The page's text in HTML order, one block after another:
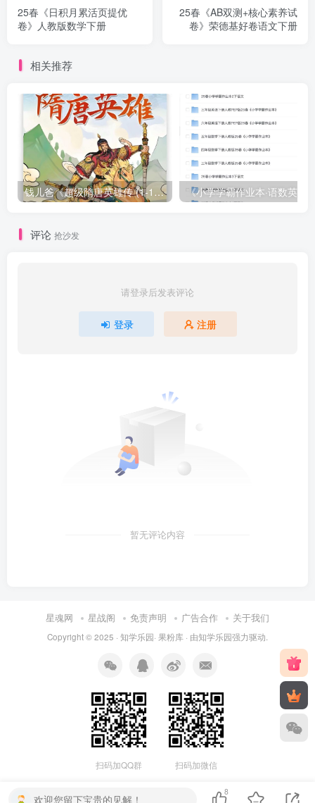
25春《日积月累活页提优
卷》人教版数学下册
25春《AB双测+核心素养试
卷》荣德基好卷语文下册
相关推荐
钱儿爸《超级隋唐英雄传 (1-10季) +超级隋唐英雄后传 (1-4季）
评论 抢沙发
请登录后发表评论
登录 注册
暂无评论内容
星魂网 星战阁 免责声明 广告合作 关于我们
Copyright © 2025 · 知学乐园· 果粉库 · 由知学乐园强力驱动.
扫码加QQ群 扫码加微信
欢迎您留下宝贵的见解！
8